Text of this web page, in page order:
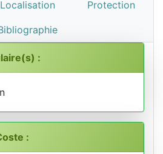
Localisation Protection
:
: